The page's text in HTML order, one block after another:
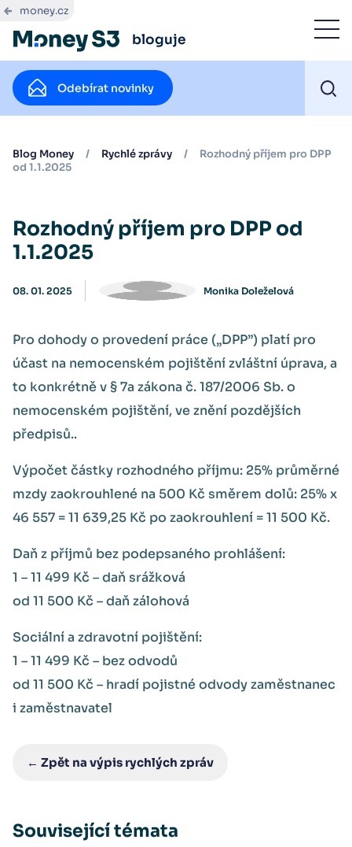
money.cz
bloguje
Odebírat novinky
Blog Money / Rychlé zprávy /
Rozhodný příjem pro DPP
od 1.1.2025
Rozhodný příjem pro DPP od
1.1.2025
08. 01. 2025 Monika Doleželová
Pro dohody o provedení práce („DPP”) platí pro
účast na nemocenském pojištění zvláštní úprava, a
to konkrétně v § 7a zákona č. 187/2006 Sb. o
nemocenském pojištění, ve znění pozdějších
předpisů..
Výpočet částky rozhodného příjmu: 25% průměrné
mzdy zaokrouhlené na 500 Kč směrem dolů: 25% x
46 557 = 11 639,25 Kč po zaokrouhlení = 11 500 Kč.
Daň z příjmů bez podepsaného prohlášení:
1 – 11 499 Kč – daň srážková
od 11 500 Kč – daň zálohová
Sociální a zdravotní pojištění:
1 – 11 499 Kč – bez odvodů
od 11 500 Kč – hradí pojistné odvody zaměstnanec
i zaměstnavatel
← Zpět na výpis rychlých zpráv
Související témata